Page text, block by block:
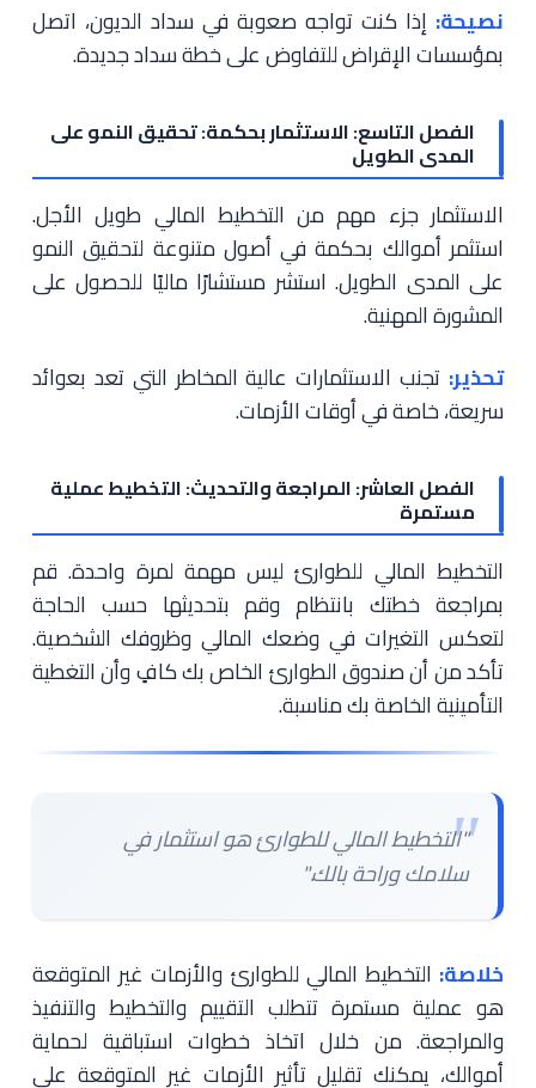
نصيحة: إذا كنت تواجه صعوبة في سداد الديون، اتصل
بمؤسسات الإقراض للتفاوض على خطة سداد جديدة.
الفصل التاسع: الاستثمار بحكمة: تحقيق النمو على
المدى الطويل
الاستثمار جزء مهم من التخطيط المالي طويل الأجل.
استثمر أموالك بحكمة في أصول متنوعة لتحقيق النمو
على المدى الطويل. استشر مستشارًا ماليًا للحصول على
المشورة المهنية.
تحذير: تجنب الاستثمارات عالية المخاطر التي تعد بعوائد
سريعة، خاصة في أوقات الأزمات.
الفصل العاشر: المراجعة والتحديث: التخطيط عملية
مستمرة
التخطيط المالي للطوارئ ليس مهمة لمرة واحدة. قم
بمراجعة خطتك بانتظام وقم بتحديثها حسب الحاجة
لتعكس التغيرات في وضعك المالي وظروفك الشخصية.
تأكد من أن صندوق الطوارئ الخاص بك كافٍ وأن التغطية
التأمينية الخاصة بك مناسبة.
"التخطيط المالي للطوارئ هو استثمار في
سلامك وراحة بالك."
خلاصة: التخطيط المالي للطوارئ والأزمات غير المتوقعة
هو عملية مستمرة تتطلب التقييم والتخطيط والتنفيذ
والمراجعة. من خلال اتخاذ خطوات استباقية لحماية
أموالك، يمكنك تقليل تأثير الأزمات غير المتوقعة على